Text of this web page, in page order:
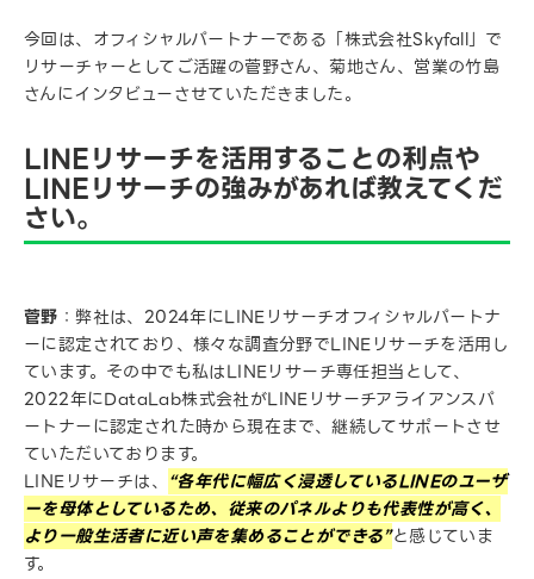
今回は、オフィシャルパートナーである「株式会社Skyfall」で
リサーチャーとしてご活躍の菅野さん、菊地さん、営業の竹島
さんにインタビューさせていただきました。
LINEリサーチを活用することの利点や
LINEリサーチの強みがあれば教えてくだ
さい。
菅野 ：弊社は、2024年にLINEリサーチオフィシャルパートナ
ーに認定されており、様々な調査分野でLINEリサーチを活用し
ています。その中でも私はLINEリサーチ専任担当として、
2022年にDataLab株式会社がLINEリサーチアライアンスパ
ートナーに認定された時から現在まで、継続してサポートさせ
ていただいております。
LINEリサーチは、 “各年代に幅広く浸透しているLINEのユーザ
ーを母体としているため、従来のパネルよりも代表性が高く、
より一般生活者に近い声を集めることができる”と感じていま
す。